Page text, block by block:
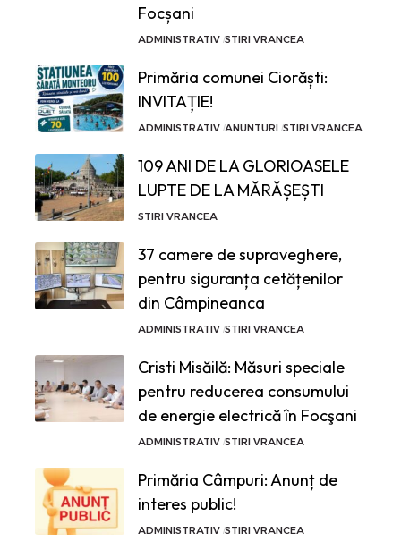
Focșani
ADMINISTRATIV STIRI VRANCEA
Primăria comunei Ciorăști:
INVITAȚIE!
ADMINISTRATIV ANUNTURI STIRI VRANCEA
109 ANI DE LA GLORIOASELE
LUPTE DE LA MĂRĂȘEȘTI
STIRI VRANCEA
37 camere de supraveghere,
pentru siguranța cetățenilor
din Câmpineanca
ADMINISTRATIV STIRI VRANCEA
Cristi Misăilă: Măsuri speciale
pentru reducerea consumului
de energie electrică în Focşani
ADMINISTRATIV STIRI VRANCEA
Primăria Câmpuri: Anunț de
interes public!
ADMINISTRATIV STIRI VRANCEA